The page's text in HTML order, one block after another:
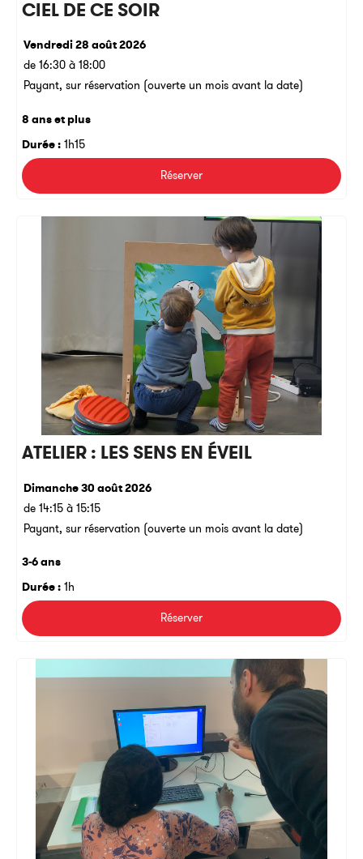
CIEL DE CE SOIR
Vendredi 28 août 2026
de 16:30 à 18:00
Payant, sur réservation (ouverte un mois avant la date)
Durée : 1h15
8 ans et plus
Réserver
ATELIER : LES SENS EN ÉVEIL
Dimanche 30 août 2026
de 14:15 à 15:15
Payant, sur réservation (ouverte un mois avant la date)
Durée : 1h
3-6 ans
Réserver